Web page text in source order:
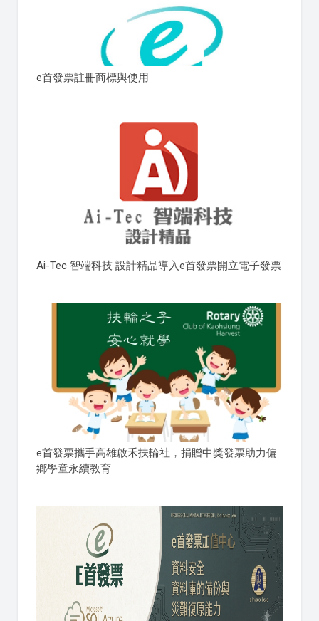
e首發票註冊商標與使用
Ai-Tec 智端科技 設計精品導入e首發票開立電子發票
e首發票攜手高雄啟禾扶輪社，捐贈中獎發票助力偏
鄉學童永續教育